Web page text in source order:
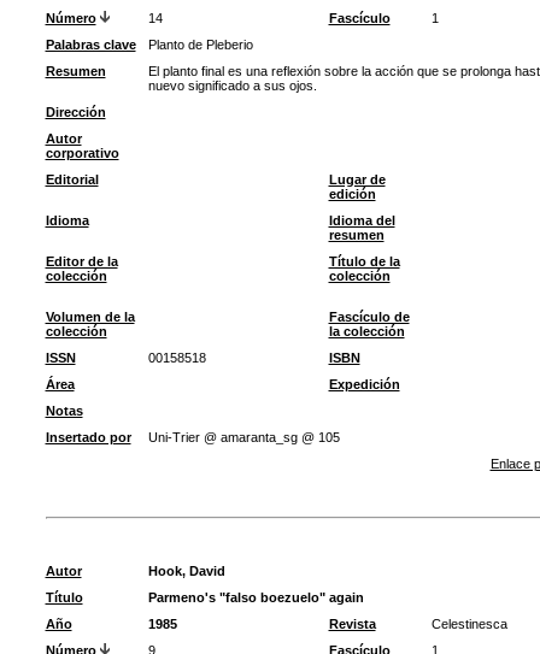
Número
14 Fascículo
1
Palabras clave
Planto de Pleberio
Resumen
El planto final es una reflexión sobre la acción que se prolonga
nuevo significado a sus ojos.
Dirección
Autor
corporativo
Editorial
Lugar de
edición
Idioma
Idioma del
resumen
Editor de la
colección
Título de la
colección
Volumen de la
colección
Fascículo de
la colección
ISSN
00158518
ISBN
Área
Expedición
Notas
Insertado por
Uni-Trier @ amaranta_sg @ 105
Enlace
Autor
Hook, David
Título
Parmeno's "falso boezuelo" again
Año
1985 Revista
Celestinesca
Número
9 Fascículo 1